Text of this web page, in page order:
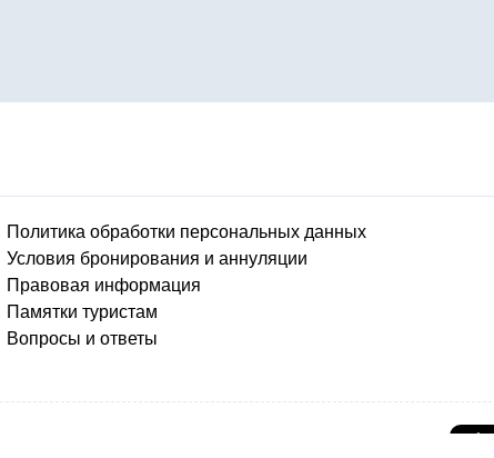
Политика обработки персональных данных
Условия бронирования и аннуляции
Правовая информация
Памятки туристам
Вопросы и ответы